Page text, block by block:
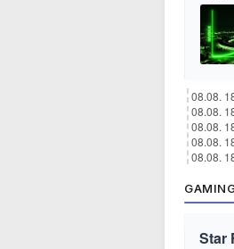
08.08.
08.08.
08.08.
08.08.
08.08.
Star